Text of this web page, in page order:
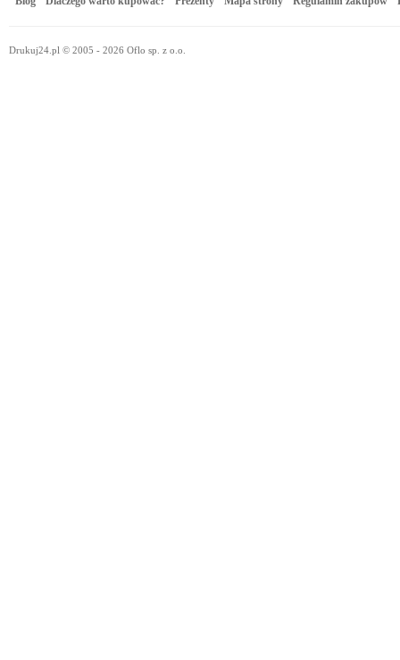
Drukuj24.pl © 2005 - 2026 Oflo sp. z o.o.